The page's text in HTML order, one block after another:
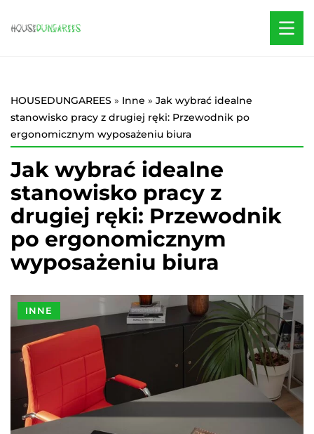
HOUSEDUNGAREES » Inne » Jak wybrać idealne
stanowisko pracy z drugiej ręki: Przewodnik po
ergonomicznym wyposażeniu biura
Jak wybrać idealne
stanowisko pracy z
drugiej ręki: Przewodnik
po ergonomicznym
wyposażeniu biura
INNE